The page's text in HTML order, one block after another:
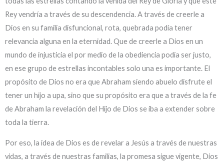
Rey vendría a través de su descendencia. A través de creerle a
Dios en su familia disfuncional, rota, quebrada podía tener
relevancia alguna en la eternidad. Que de creerle a Dios en un
mundo de injusticia el por medio de la obediencia podía ser justo,
en ese grupo de estrellas incontables solo una es importante. El
propósito de Dios no era que Abraham siendo abuelo disfrute el
tener un hijo a upa, sino que su propósito era que a través de la fe
de Abraham la revelación del Hijo de Dios se iba a extender sobre
toda la tierra.
Por eso, la idea de Dios es de revelar a Jesús a través de nuestras
vidas, a través de nuestras familias, la promesa sigue vigente, Dios